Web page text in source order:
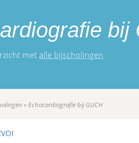
bij
met alle bijscholingen
»Echocardiografie bij GUCH